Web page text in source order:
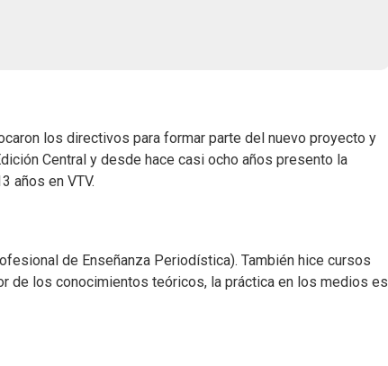
los directivos para formar parte del nuevo proyecto y
Central y desde hace casi ocho años presento la
años en VTV.
de Enseñanza Periodística). También hice cursos
de los conocimientos teóricos, la práctica en los medios es